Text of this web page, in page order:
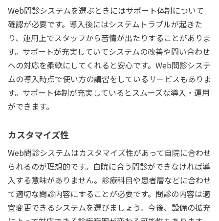
Web問診システムを選ぶときにはサポート体制について
確認が必要です。導入後にはシステムトラブルが起きた
り、運用上でスタッフから苦情が出たりすることがありま
す。サポートが充実していてシステムの改善や問い合わせ
への対応を柔軟にしてくれると安心です。Web問診システ
ムの導入時点で使い方の講習をしているサービスもありま
す。サポート体制が充実しているとスムーズな導入・運用
ができます。
カスタマイズ性
Web問診システムはカスタマイズ性があって自院に合わせ
られるのが理想的です。自院に合う問診ができなければ導
入する意味がありません。診療科目や患者層などに合わせ
て適切な問診内容にすることが必要です。問診の内容は適
宜変更できるシステムを選びましょう。今後、設備の拡充